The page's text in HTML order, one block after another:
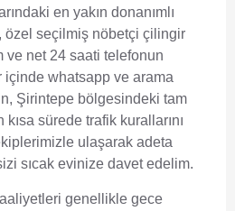
en yakın donanımlı
özel seçilmiş nöbetçi çilingir
ve net 24 saati telefonun
içinde whatsapp ve arama
Şirintepe bölgesindeki tam
sürede trafik kurallarını
ulaşarak adeta
sıcak evinize davet edelim.
genellikle gece